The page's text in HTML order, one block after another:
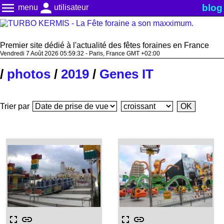
menu menu person utilisateur blog
Premier site dédié à l'actualité des fêtes foraines en France
Vendredi 7 Août 2026 05:59:32 - Paris, France GMT +02:00
/ photos / 2019 / Genes IT
Trier par
fullscreen link fullscreen link